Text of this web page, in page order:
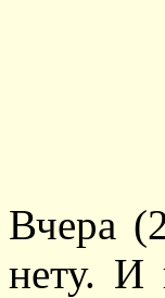
Вчера
нету. И